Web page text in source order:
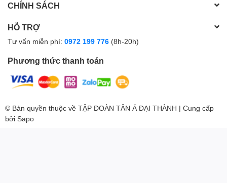
CHÍNH SÁCH
HỖ TRỢ
Tư vấn miễn phí: 0972 199 776 (8h-20h)
Phương thức thanh toán
© Bản quyền thuộc về TẬP ĐOÀN TÂN Á ĐẠI THÀNH | Cung cấp
bởi Sapo